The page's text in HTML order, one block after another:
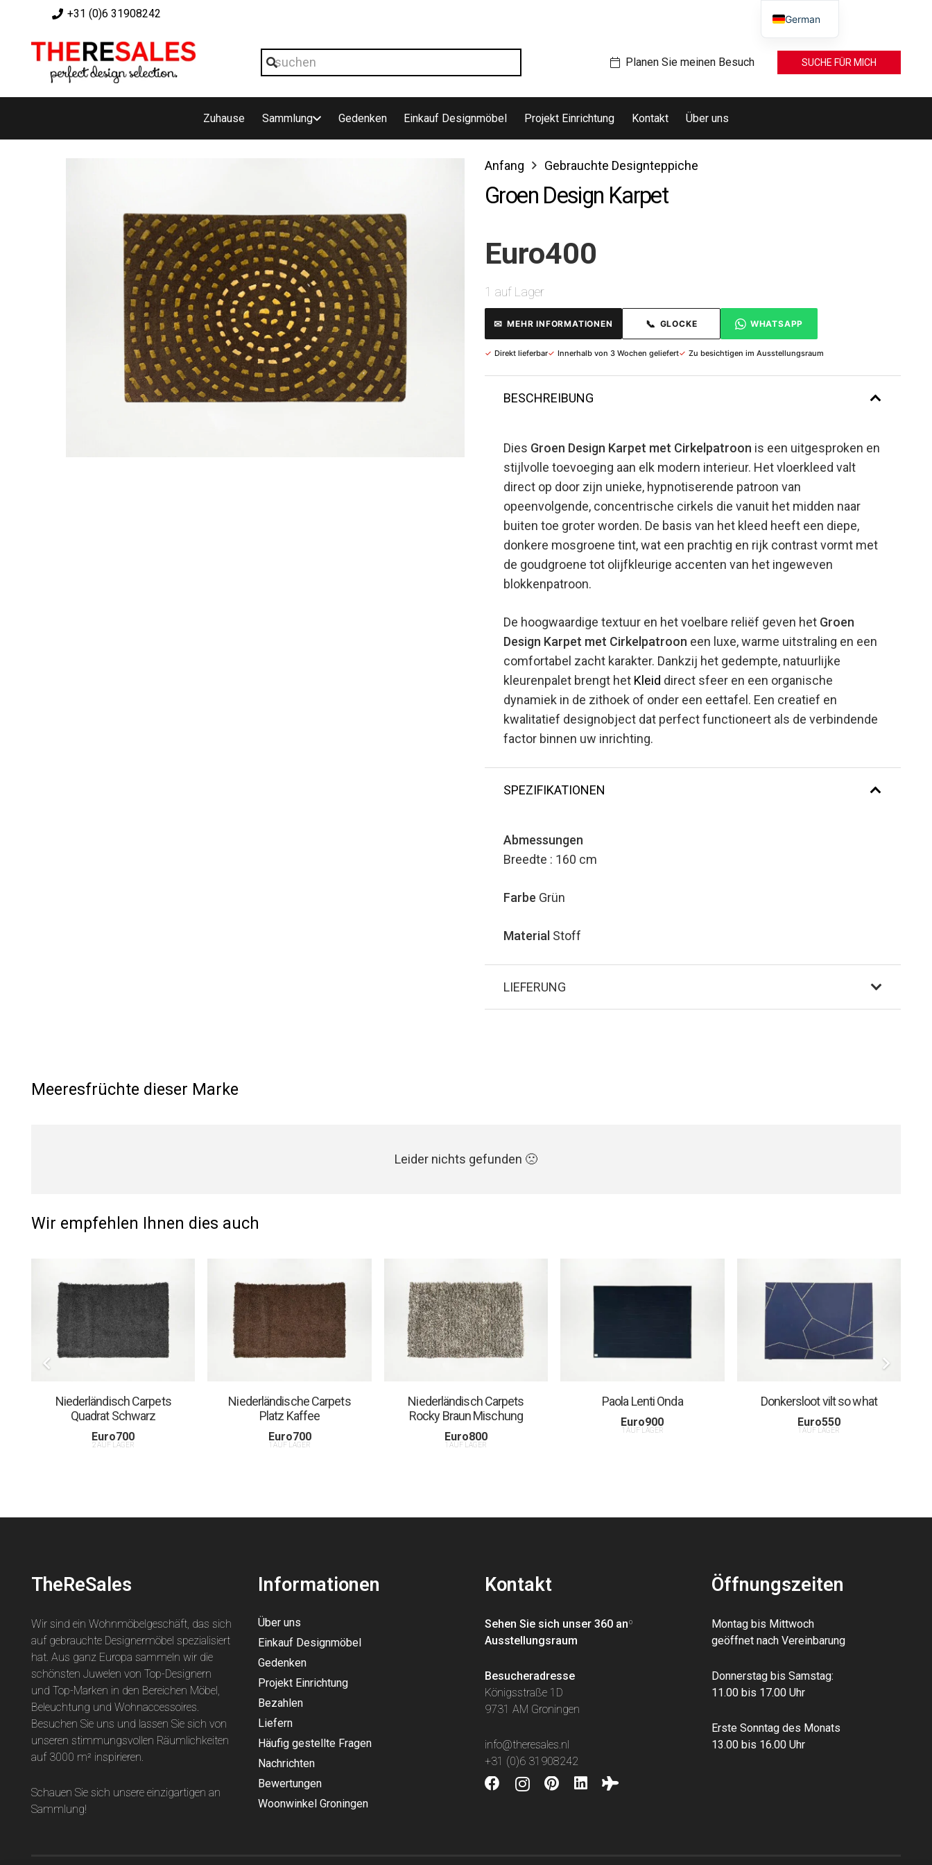
+31 (0)6 31908242
Planen Sie meinen Besuch SUCHE FÜR MICH
Zuhause Sammlung Gedenken Einkauf Designmöbel Projekt Einrichtung Kontakt Über uns
Anfang Gebrauchte Designteppiche
Groen Design Karpet
Euro400
1 auf Lager
✉ MEHR INFORMATIONEN 📞 GLOCKE WHATSAPP
✓ Direkt lieferbar✓ Innerhalb von 3 Wochen geliefert✓ Zu besichtigen im Ausstellungsraum
BESCHREIBUNG
Dies Groen Design Karpet met Cirkelpatroon is een uitgesproken en
stijlvolle toevoeging aan elk modern interieur. Het vloerkleed valt
direct op door zijn unieke, hypnotiserende patroon van
opeenvolgende, concentrische cirkels die vanuit het midden naar
buiten toe groter worden. De basis van het kleed heeft een diepe,
donkere mosgroene tint, wat een prachtig en rijk contrast vormt met
de goudgroene tot olijfkleurige accenten van het ingeweven
blokkenpatroon.
De hoogwaardige textuur en het voelbare reliëf geven het Groen
Design Karpet met Cirkelpatroon een luxe, warme uitstraling en een
comfortabel zacht karakter. Dankzij het gedempte, natuurlijke
kleurenpalet brengt het Kleid direct sfeer en een organische
dynamiek in de zithoek of onder een eettafel. Een creatief en
kwalitatief designobject dat perfect functioneert als de verbindende
factor binnen uw inrichting.
SPEZIFIKATIONEN
Abmessungen
Breedte : 160 cm
Farbe Grün
Material Stoff
LIEFERUNG
Meeresfrüchte dieser Marke
Leider nichts gefunden 🙁
Wir empfehlen Ihnen dies auch
Niederländisch Carpets
Quadrat Schwarz
Euro700
2 AUF LAGER
Niederländische Carpets
Platz Kaffee
Euro700
1 AUF LAGER
Niederländisch Carpets
Rocky Braun Mischung
Euro800
1 AUF LAGER
Paola Lenti Onda
Euro900
1 AUF LAGER
Donkersloot vilt so what
Euro550
1 AUF LAGER
TheReSales
Wir sind ein Wohnmöbelgeschäft, das sich
auf gebrauchte Designermöbel spezialisiert
hat. Aus ganz Europa sammeln wir die
schönsten Juwelen von Top-Designern
und Top-Marken in den Bereichen Möbel,
Beleuchtung und Wohnaccessoires.
Besuchen Sie uns und lassen Sie sich von
unseren stimmungsvollen Räumlichkeiten
auf 3000 m² inspirieren.
Schauen Sie sich unsere einzigartigen an
Sammlung!
Informationen
Über uns
Einkauf Designmöbel
Gedenken
Projekt Einrichtung
Bezahlen
Liefern
Häufig gestellte Fragen
Nachrichten
Bewertungen
Woonwinkel Groningen
Kontakt
Sehen Sie sich unser 360 anº
Ausstellungsraum
Besucheradresse
Königsstraße 1D
9731 AM Groningen
info@theresales.nl
+31 (0)6 31908242
Öffnungszeiten
Montag bis Mittwoch
geöffnet nach Vereinbarung
Donnerstag bis Samstag:
11.00 bis 17.00 Uhr
Erste Sonntag des Monats
13.00 bis 16.00 Uhr
German